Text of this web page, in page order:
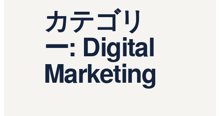
カテゴリ
ー: Digital
Marketing